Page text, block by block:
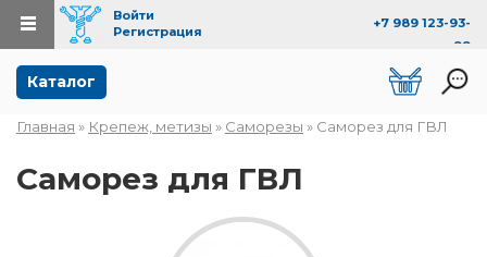
Перейти к основному содержанию
+7 989 123-93-
99
Войти
Регистрация
Каталог
Вы здесь
Главная » Крепеж, метизы » Саморезы » Саморез для ГВЛ
Саморез для ГВЛ